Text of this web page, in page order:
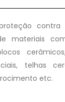
contra
materiais
telhas
etc.